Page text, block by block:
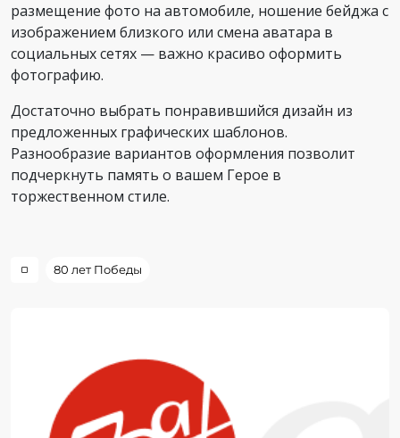
размещение фото на автомобиле, ношение бейджа с
изображением близкого или смена аватара в
социальных сетях — важно красиво оформить
фотографию.
Достаточно выбрать понравившийся дизайн из
предложенных графических шаблонов.
Разнообразие вариантов оформления позволит
подчеркнуть память о вашем Герое в
торжественном стиле.
80 лет Победы